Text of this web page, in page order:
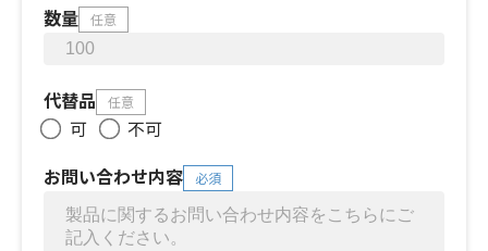
数量 任意
代替品 任意
可
不可
お問い合わせ内容
必須